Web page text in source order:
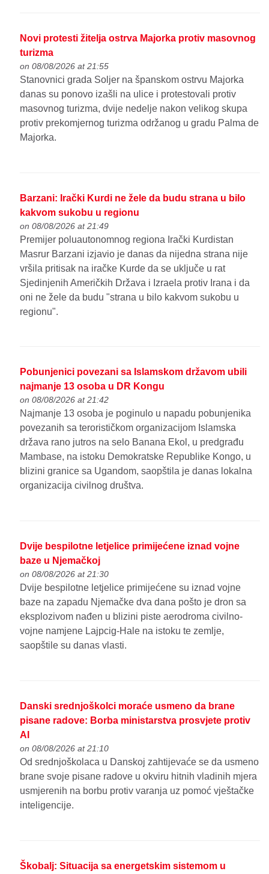
Novi protesti žitelja ostrva Majorka protiv masovnog
turizma
on 08/08/2026 at 21:55
Stanovnici grada Soljer na španskom ostrvu Majorka
danas su ponovo izašli na ulice i protestovali protiv
masovnog turizma, dvije nedelje nakon velikog skupa
protiv prekomjernog turizma održanog u gradu Palma de
Majorka.
Barzani: Irački Kurdi ne žele da budu strana u bilo
kakvom sukobu u regionu
on 08/08/2026 at 21:49
Premijer poluautonomnog regiona Irački Kurdistan
Masrur Barzani izjavio je danas da nijedna strana nije
vršila pritisak na iračke Kurde da se uključe u rat
Sjedinjenih Američkih Država i Izraela protiv Irana i da
oni ne žele da budu "strana u bilo kakvom sukobu u
regionu".
Pobunjenici povezani sa Islamskom državom ubili
najmanje 13 osoba u DR Kongu
on 08/08/2026 at 21:42
Najmanje 13 osoba je poginulo u napadu pobunjenika
povezanih sa terorističkom organizacijom Islamska
država rano jutros na selo Banana Ekol, u predgrađu
Mambase, na istoku Demokratske Republike Kongo, u
blizini granice sa Ugandom, saopštila je danas lokalna
organizacija civilnog društva.
Dvije bespilotne letjelice primijećene iznad vojne
baze u Njemačkoj
on 08/08/2026 at 21:30
Dvije bespilotne letjelice primijećene su iznad vojne
baze na zapadu Njemačke dva dana pošto je dron sa
eksplozivom nađen u blizini piste aerodroma civilno-
vojne namjene Lajpcig-Hale na istoku te zemlje,
saopštile su danas vlasti.
Danski srednjoškolci moraće usmeno da brane
pisane radove: Borba ministarstva prosvjete protiv
AI
on 08/08/2026 at 21:10
Od srednjoškolaca u Danskoj zahtijevaće se da usmeno
brane svoje pisane radove u okviru hitnih vladinih mjera
usmjerenih na borbu protiv varanja uz pomoć vještačke
inteligencije.
Škobalj: Situacija sa energetskim sistemom u